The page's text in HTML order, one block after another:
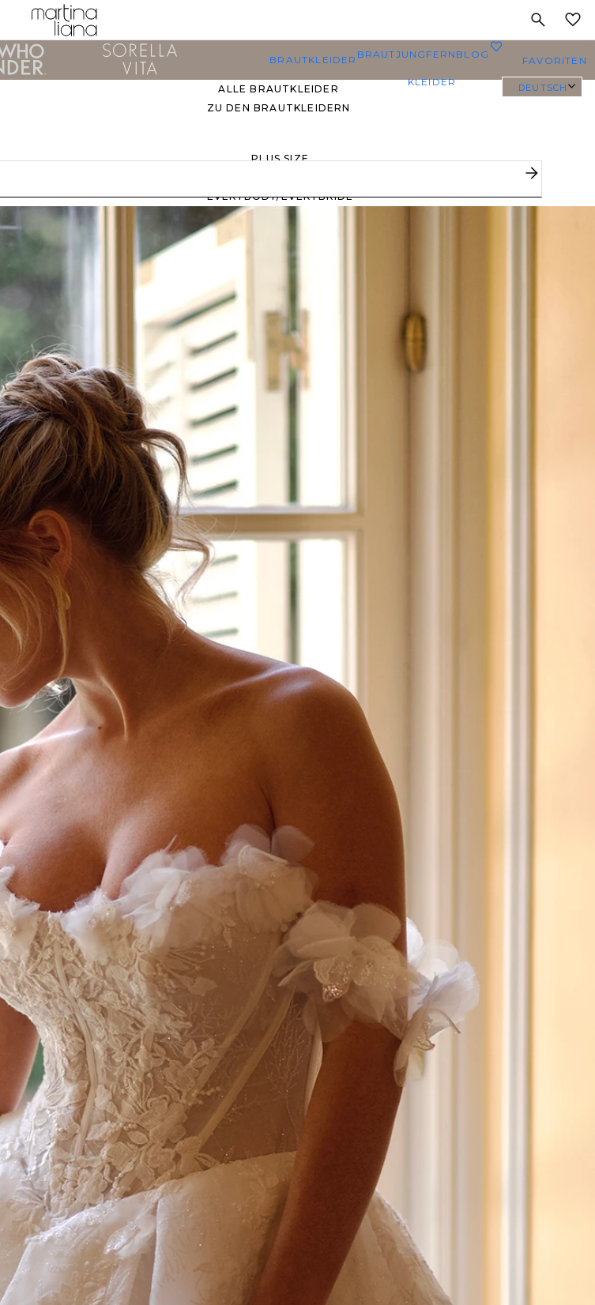
BRAUTKLEIDER
ALLE BRAUTKLEIDER
ZU DEN BRAUTKLEIDERN
PLUS SIZE
EVERYBODY/EVERYBRIDE
ZU DEN FAVORITEN
UNSERER BRÄUTE 🔥
STILE
BOHO
DEZENTE
EINFACHE
LÄSSIGE
MODERN
SEXY
SOMMER
SPITZE
STRAND
VINTAGE
A-LINIE
BALLKLEID
ETUI-LINIE
MEERJUNGFRAU
SCHULTERFREI
V-AUSSCHNITT
MERKMALE
GLITZER
KEYHOLE
RÜCKENFREI
SCHLEPPE
SCHLITZ
ÜBERROCK
BRAUTJUNGFERN
KLEIDER
BLOG FAVORITEN
DEUTSCH